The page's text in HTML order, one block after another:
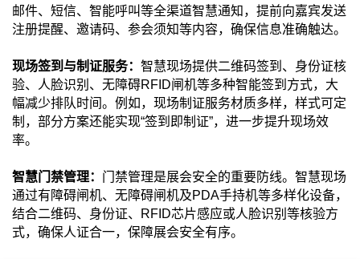
邮件、短信、智能呼叫等全渠道智慧通知，提前向嘉宾发送
注册提醒、邀请码、参会须知等内容，确保信息准确触达。
现场签到与制证服务： 智慧现场提供二维码签到、身份证核
验、人脸识别、无障碍RFID闸机等多种智能签到方式，大
幅减少排队时间。例如，现场制证服务材质多样，样式可定
制，部分方案还能实现“签到即制证”，进一步提升现场效
率。
智慧门禁管理： 门禁管理是展会安全的重要防线。智慧现场
通过有障碍闸机、无障碍闸机及PDA手持机等多样化设备，
结合二维码、身份证、RFID芯片感应或人脸识别等核验方
式，确保人证合一，保障展会安全有序。